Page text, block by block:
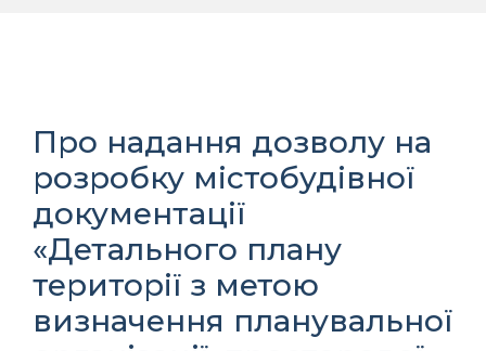
Про надання дозволу на
розробку містобудівної
документації
«Детального плану
території з метою
визначення планувальної